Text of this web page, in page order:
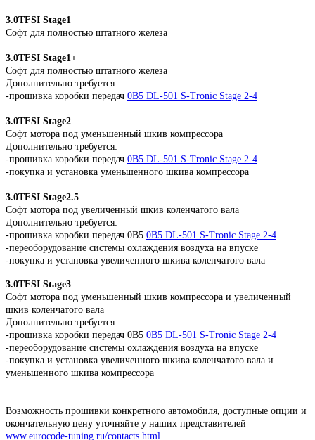
3.0TFSI Stage1
Софт для полностью штатного железа
3.0TFSI Stage1+
Софт для полностью штатного железа
Дополнительно требуется:
-прошивка коробки передач 0B5 DL-501 S-Tronic Stage 2-4
3.0TFSI Stage2
Софт мотора под уменьшенный шкив компрессора
Дополнительно требуется:
-прошивка коробки передач 0B5 DL-501 S-Tronic Stage 2-4
-покупка и установка уменьшенного шкива компрессора
3.0TFSI Stage2.5
Софт мотора под увеличенный шкив коленчатого вала
Дополнительно требуется:
-прошивка коробки передач 0B5 0B5 DL-501 S-Tronic Stage 2-4
-переоборудование системы охлаждения воздуха на впуске
-покупка и установка увеличенного шкива коленчатого вала
3.0TFSI Stage3
Софт мотора под уменьшенный шкив компрессора и увеличенный
шкив коленчатого вала
Дополнительно требуется:
-прошивка коробки передач 0B5 0B5 DL-501 S-Tronic Stage 2-4
-переоборудование системы охлаждения воздуха на впуске
-покупка и установка увеличенного шкива коленчатого вала и
уменьшенного шкива компрессора
Возможность прошивки конкретного автомобиля, доступные опции и
окончательную цену уточняйте у наших представителей
www.eurocode-tuning.ru/contacts.html